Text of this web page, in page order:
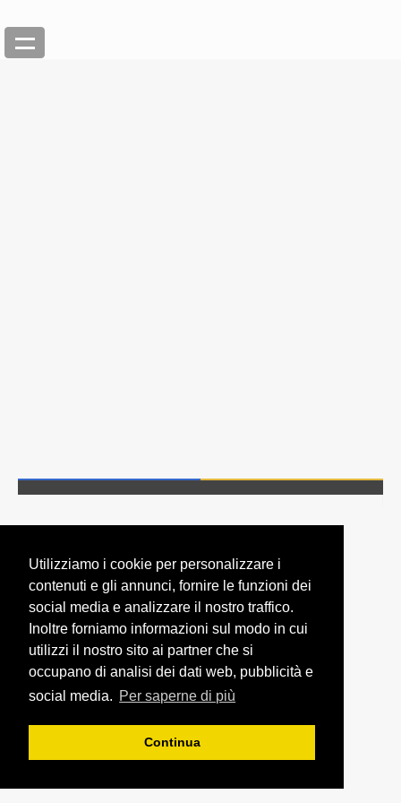
Utilizziamo i cookie per personalizzare i
contenuti e gli annunci, fornire le funzioni dei
social media e analizzare il nostro traffico.
Inoltre forniamo informazioni sul modo in cui
utilizzi il nostro sito ai partner che si
occupano di analisi dei dati web, pubblicità e
social media. Per saperne di più
Continua